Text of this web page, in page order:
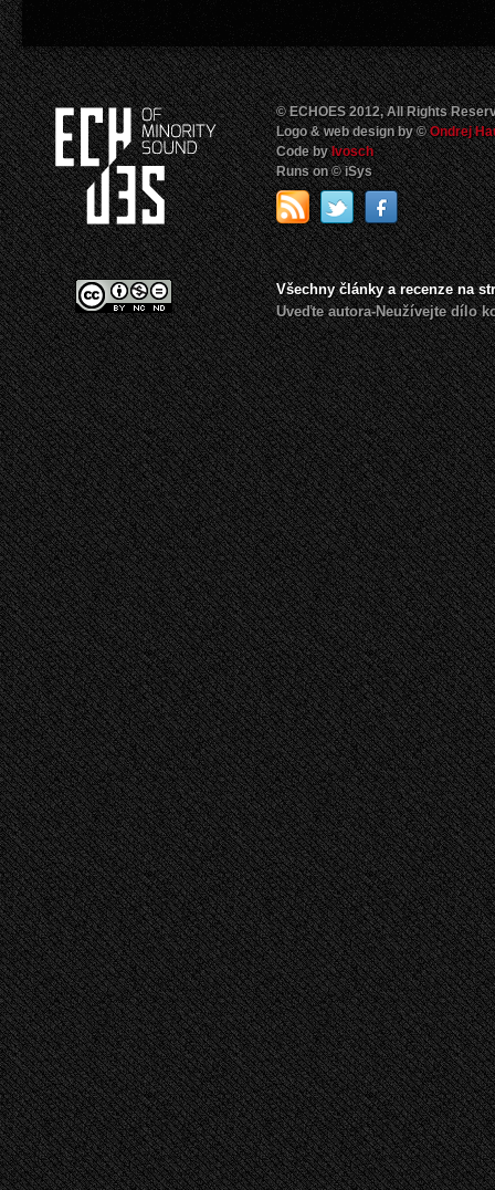
© ECHOES 2012, All Rights
Logo & web design by ©Ondrej
Code byIvosch
Runs on © iSys
Všechny články a recenze na
Uveďte autora-Neužívejte dílo